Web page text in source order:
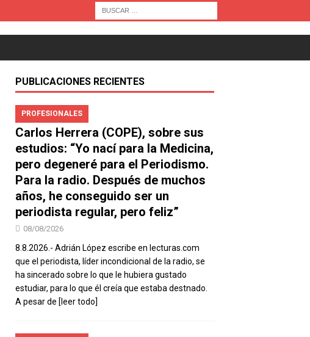
PUBLICACIONES RECIENTES
PROFESIONALES
Carlos Herrera (COPE), sobre sus
estudios: “Yo nací para la Medicina,
pero degeneré para el Periodismo.
Para la radio. Después de muchos
años, he conseguido ser un
periodista regular, pero feliz”
08/08/2026
8.8.2026.- Adrián López escribe en lecturas.com
que el periodista, líder incondicional de la radio, se
ha sincerado sobre lo que le hubiera gustado
estudiar, para lo que él creía que estaba destnado.
A pesar de [leer todo]